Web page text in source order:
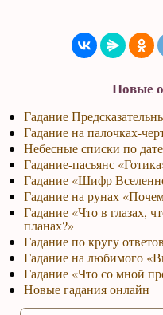
Новые
Гадание
Гадание на палочках-
Небесные списки по
Гадание-пасьянс
Гадание «Шифр
Гадание на рунах
Гадание «Что в глазах,
планах?»
Гадание по кругу ответов
Гадание на любимого
Гадание «Что со мной
Новые гадания онлайн